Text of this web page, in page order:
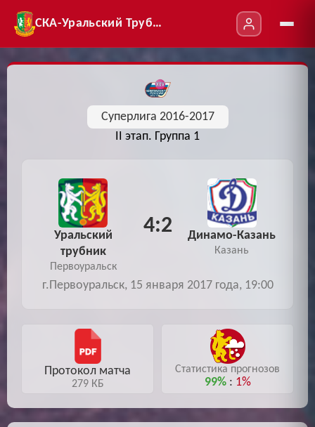
СКА-Уральский Трубник
Суперлига 2016-2017
II этап. Группа 1
Уральский
трубник
Первоуральск
4:2 Динамо-Казань
Казань
г.Первоуральск, 15 января 2017 года, 19:00
Протокол матча
279 КБ
Статистика прогнозов
99%: 1%